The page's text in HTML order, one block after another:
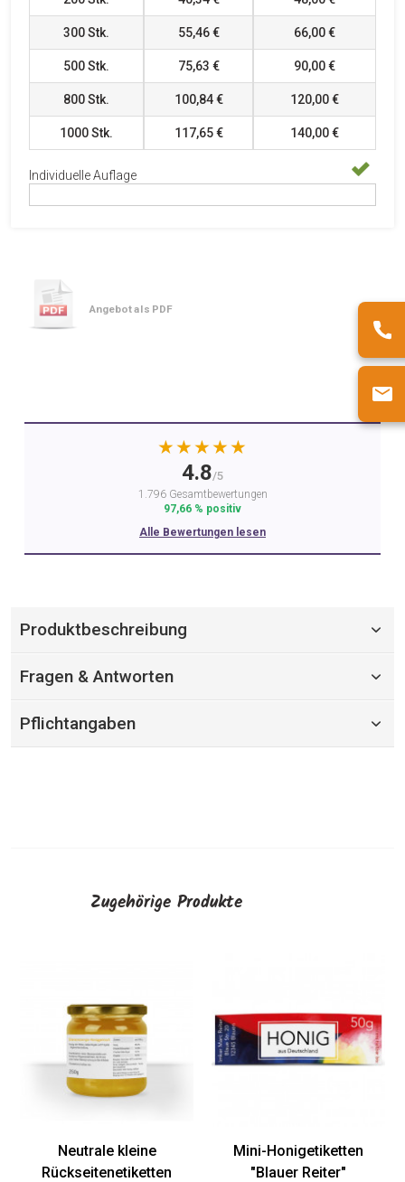
300Stk. 55,46 € 66,00 €
500Stk. 75,63 € 90,00 €
800Stk. 100,84 € 120,00 €
1000Stk. 117,65 € 140,00 €
Individuelle Auflage
Angebot als PDF
★★★★★
4.8/5
1.796 Gesamtbewertungen
97,66 % positiv
Alle Bewertungen lesen
Produktbeschreibung
Fragen & Antworten
Pflichtangaben
Zugehörige Produkte
Mini-Honigetiketten
"Blauer Reiter"
Kleine Etiketten "Blauer
Reiter"